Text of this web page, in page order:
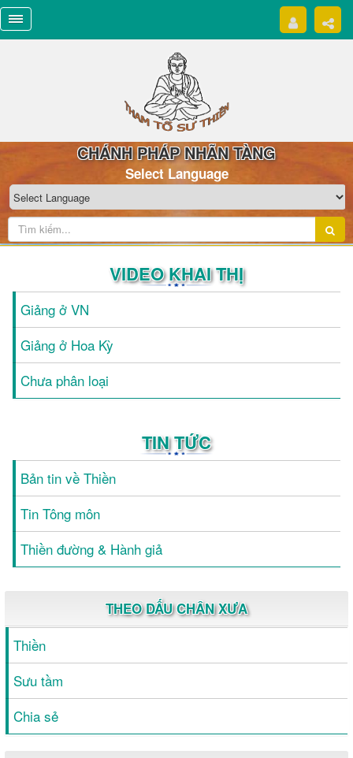
CHÁNH PHÁP NHÃN TÀNG
Select Language
VIDEO KHAI THỊ
Giảng ở VN
Giảng ở Hoa Kỳ
Chưa phân loại
TIN TỨC
Bản tin về Thiền
Tin Tông môn
Thiền đường & Hành giả
THEO DẤU CHÂN XƯA
Thiền
Sưu tầm
Chia sẻ